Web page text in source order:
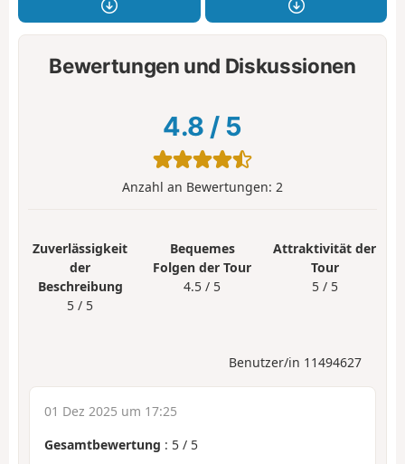
Bewertungen und Diskussionen
4.8 / 5
Anzahl an Bewertungen: 2
Zuverlässigkeit
der
Beschreibung
5 / 5
Bequemes
Folgen der Tour
4.5 / 5
Attraktivität der
Tour
5 / 5
Benutzer/in 11494627
01 Dez 2025 um 17:25
Gesamtbewertung : 5 / 5